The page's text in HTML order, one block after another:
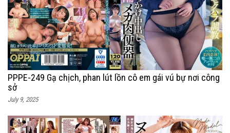
PPPE-249 Gạ chịch, phan lút lồn cô em gái vú bự nơi công
sở
July 9, 2025